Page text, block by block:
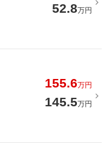
52.8万円
155.6万円
145.5万円